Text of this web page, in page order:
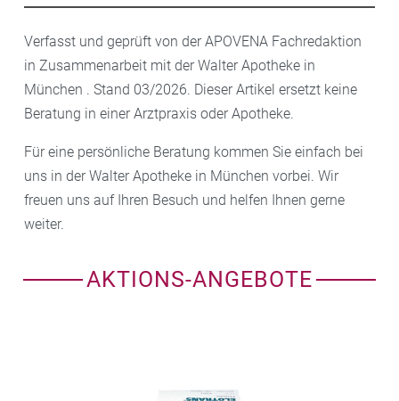
Verfasst und geprüft von der APOVENA Fachredaktion
in Zusammenarbeit mit der Walter Apotheke in
München . Stand 03/2026. Dieser Artikel ersetzt keine
Beratung in einer Arztpraxis oder Apotheke.
Für eine persönliche Beratung kommen Sie einfach bei
uns in der Walter Apotheke in München vorbei. Wir
freuen uns auf Ihren Besuch und helfen Ihnen gerne
weiter.
AKTIONS-ANGEBOTE